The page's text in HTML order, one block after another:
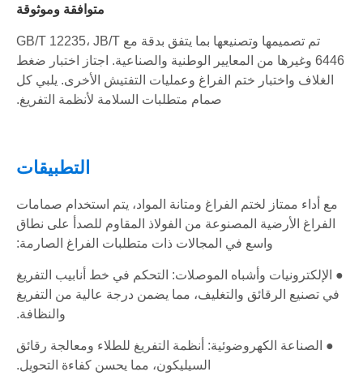
متوافقة وموثوقة
تم تصميمها وتصنيعها بما يتفق بدقة مع GB/T 12235، JB/T
6446 وغيرها من المعايير الوطنية والصناعية. اجتاز اختبار ضغط
الغلاف واختبار ختم الفراغ وعمليات التفتيش الأخرى. يلبي كل
صمام متطلبات السلامة لأنظمة التفريغ.
التطبيقات
مع أداء ممتاز لختم الفراغ ومتانة المواد، يتم استخدام صمامات
الفراغ الأرضية المصنوعة من الفولاذ المقاوم للصدأ على نطاق
واسع في المجالات ذات متطلبات الفراغ الصارمة:
● الإلكترونيات وأشباه الموصلات: التحكم في خط أنابيب التفريغ
في تصنيع الرقائق والتغليف، مما يضمن درجة عالية من التفريغ
والنظافة.
● الصناعة الكهروضوئية: أنظمة التفريغ للطلاء ومعالجة رقائق
السيليكون، مما يحسن كفاءة التحويل.